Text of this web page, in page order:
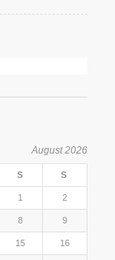
August 2026
S S
1 2
8 9
15 16